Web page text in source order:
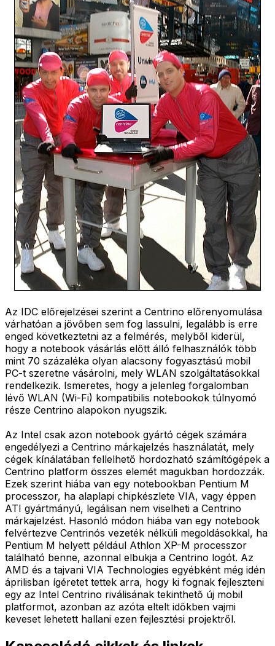
Az IDC előrejelzései szerint a Centrino előrenyomulása
várhatóan a jövőben sem fog lassulni, legalább is erre
enged következtetni az a felmérés, melyből kiderül,
hogy a notebook vásárlás előtt álló felhasználók több
mint 70 százaléka olyan alacsony fogyasztású mobil
PC-t szeretne vásárolni, mely WLAN szolgáltatásokkal
rendelkezik. Ismeretes, hogy a jelenleg forgalomban
lévő WLAN (Wi-Fi) kompatibilis notebookok túlnyomó
része Centrino alapokon nyugszik.
Az Intel csak azon notebook gyártó cégek számára
engedélyezi a Centrino márkajelzés használatát, mely
cégek kínálatában fellelhető hordozható számítógépek a
Centrino platform összes elemét magukban hordozzák.
Ezek szerint hiába van egy notebookban Pentium M
processzor, ha alaplapi chipkészlete VIA, vagy éppen
ATI gyártmányú, legálisan nem viselheti a Centrino
márkajelzést. Hasonló módon hiába van egy notebook
felvértezve Centrinós vezeték nélküli megoldásokkal, ha
Pentium M helyett például Athlon XP-M processzor
található benne, azonnal elbukja a Centrino logót. Az
AMD és a tajvani VIA Technologies egyébként még idén
áprilisban ígéretet tettek arra, hogy ki fognak fejleszteni
egy az Intel Centrino riválisának tekinthető új mobil
platformot, azonban az azóta eltelt időkben vajmi
keveset lehetett hallani ezen fejlesztési projektről.